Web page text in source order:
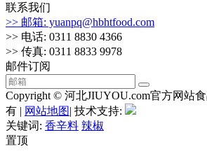
联系我们
>> 邮箱: yuanpq@hbhtfood.com
>> 电话: 0311 8830 4366
>> 传真: 0311 8833 9978
邮件订阅
Copyright © 河北JIUYOU.com官方网站
有 | 网站地图| 技术支持:
关键词: 香辛料 辣椒
置顶